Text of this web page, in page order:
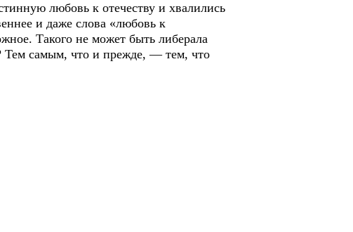
любовь к отечеству и хвалились
и даже слова «любовь к
Такого не может быть либерала
Тем самым, что и прежде, — тем, что